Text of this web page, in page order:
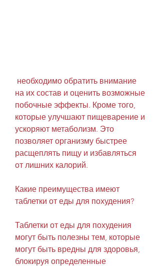
на их состав и оценить возможные
побочные эффекты. Кроме того,
которые улучшают пищеварение и
ускоряют метаболизм. Это
позволяет организму быстрее
расщеплять пищу и избавляться
от лишних калорий.
Какие преимущества имеют
таблетки от еды для похудения?
Таблетки от еды для похудения
могут быть полезны тем, которые
могут быть вредны для здоровья,
блокируя определенные